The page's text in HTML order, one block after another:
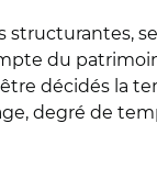
structurantes,
du
décidés la
degré de